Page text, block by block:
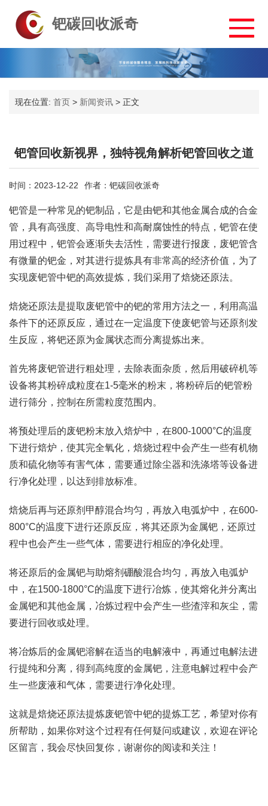
钯碳回收派奇
现在位置: 首页 > 新闻资讯 > 正文
钯管回收新视界，独特视角解析钯管回收之道
时间：2023-12-22 作者：钯碳回收派奇
钯管是一种常见的钯制品，它是由钯和其他金属合成的合金
管，具有高强度、高导电性和高耐腐蚀性的特点，钯管在使
用过程中，钯管会逐渐失去活性，需要进行报废，废钯管含
有微量的钯金，对其进行提炼具有非常高的经济价值，为了
实现废钯管中钯的高效提炼，我们采用了焙烧还原法。
焙烧还原法是提取废钯管中的钯的常用方法之一，利用高温
条件下的还原反应，通过在一定温度下使废钯管与还原剂发
生反应，将钯还原为金属状态而分离提炼出来。
首先将废钯管进行粗处理，去除表面杂质，然后用破碎机等
设备将其粉碎成粒度在1-5毫米的粉末，将粉碎后的钯管粉
进行筛分，控制在所需粒度范围内。
将预处理后的废钯粉末放入焙炉中，在800-1000°C的温度
下进行焙炉，使其完全氧化，焙烧过程中会产生一些有机物
质和硫化物等有害气体，需要通过除尘器和洗涤塔等设备进
行净化处理，以达到排放标准。
焙烧后再与还原剂甲醇混合均匀，再放入电弧炉中，在600-
800°C的温度下进行还原反应，将其还原为金属钯，还原过
程中也会产生一些气体，需要进行相应的净化处理。
将还原后的金属钯与助熔剂硼酸混合均匀，再放入电弧炉
中，在1500-1800°C的温度下进行冶炼，使其熔化并分离出
金属钯和其他金属，冶炼过程中会产生一些渣滓和灰尘，需
要进行回收或处理。
将冶炼后的金属钯溶解在适当的电解液中，再通过电解法进
行提纯和分离，得到高纯度的金属钯，注意电解过程中会产
生一些废液和气体，需要进行净化处理。
这就是焙烧还原法提炼废钯管中钯的提炼工艺，希望对你有
所帮助，如果你对这个过程有任何疑问或建议，欢迎在评论
区留言，我会尽快回复你，谢谢你的阅读和关注！